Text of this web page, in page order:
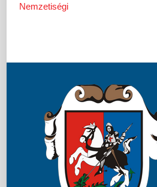
Nemzetiségi